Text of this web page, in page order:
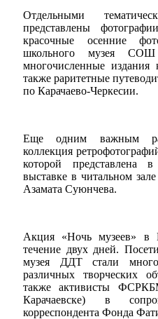
Отдельными
представлены
красочные осенние
школьного музея
многочисленные издания
также раритетные
по Карачаево-Черкесии.
Еще одним важным
коллекция
которой представлена
выставке в читальном
Азамата Суюнчева.
Акция «Ночь музеев» в
течение двух дней.
музея ДДТ стали
различных творческих
также активисты
Карачаевске) в
корреспондента Фонда